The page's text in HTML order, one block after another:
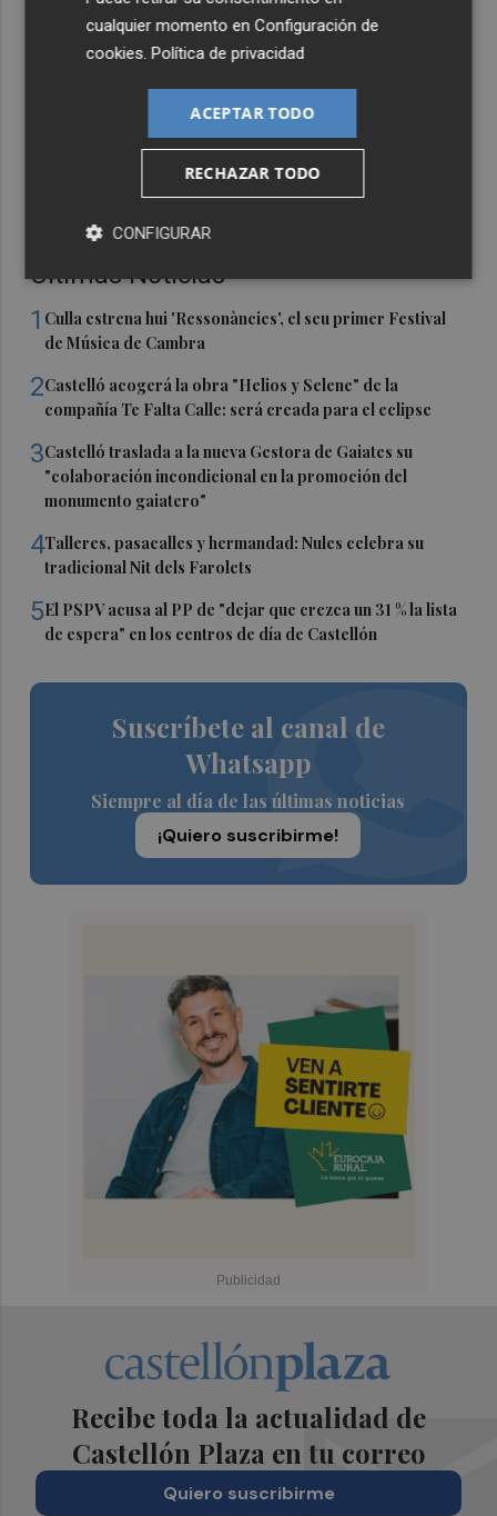
Últimas Noticias
1 Culla estrena hui 'Ressonàncies', el seu primer Festival
de Música de Cambra
2Castelló acogerá la obra "Helios y Selene" de la
compañía Te Falta Calle: será creada para el eclipse
3Castelló traslada a la nueva Gestora de Gaiates su
"colaboración incondicional en la promoción del
monumento gaiatero"
4Talleres, pasacalles y hermandad: Nules celebra su
tradicional Nit dels Farolets
5El PSPV acusa al PP de "dejar que crezca un 31 % la lista
de espera" en los centros de día de Castellón
Suscríbete al canal de
Whatsapp
Siempre al día de las últimas noticias
¡Quiero suscribirme!
Recibe toda la actualidad de
Castellón Plaza en tu correo
Quiero suscribirme
cualquier momento enConfiguración de
cookies.Política de privacidad
ACEPTAR TODO
RECHAZAR TODO
CONFIGURAR